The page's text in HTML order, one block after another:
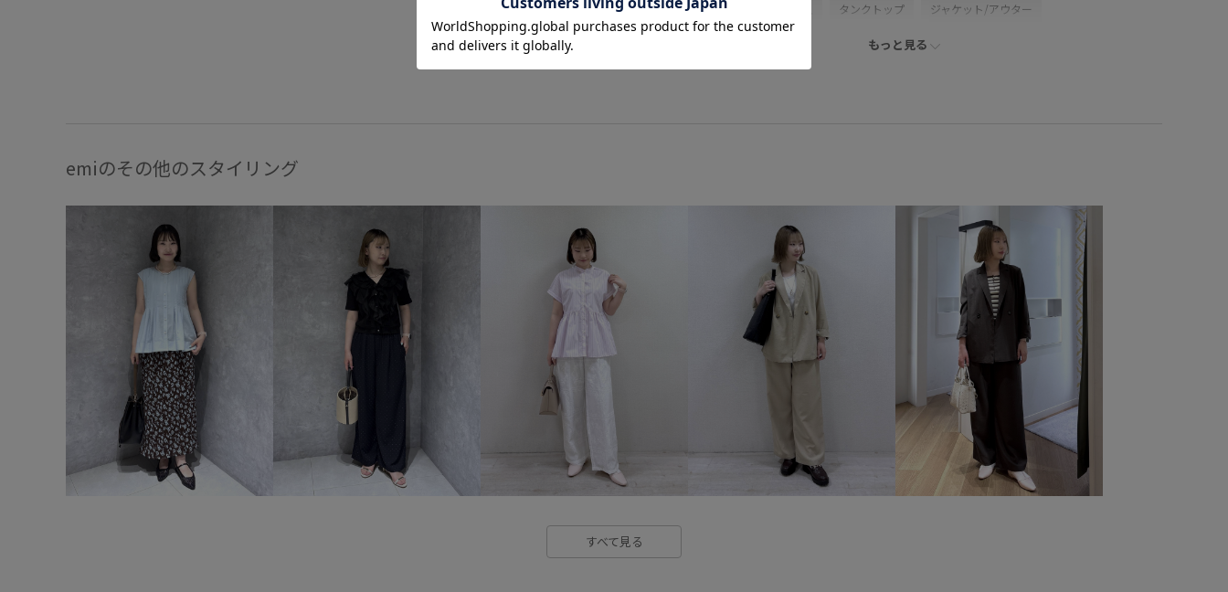
ブルべ夏 乾燥 タンクトップ ジャケット/アウター
バッグ ショルダーバッグ
きちんと感 カジュアル カットソー
コーディネートのアクセント サイズ調整 サステナブル
シャツ シンプル シンプルなデザイン ジャケット スッキリ
セット セットアップ対象商品 テレコ素材 デニムに合わせる
ニュアンスがある フリーサイズ
ミニバッグ メッシュ リブ
ワンピース 伸縮性
大人な雰囲気 大人カジュアル 大容量 柔らかい風合い
もっと見る
emiのその他のスタイリング
すべて見る